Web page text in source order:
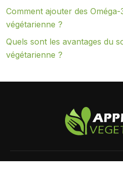
Comment ajouter des
végétarienne ?
Quels sont les avantages du
végétarienne ?